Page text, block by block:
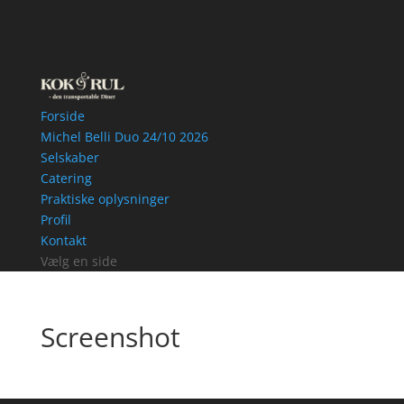
Forside
Michel Belli Duo 24/10 2026
Selskaber
Catering
Praktiske oplysninger
Profil
Kontakt
Vælg en side
Screenshot